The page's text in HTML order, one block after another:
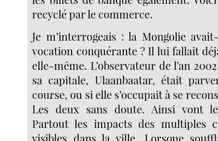
recyclé par le commerce.
Je m’interrogeais : la Mongolie
vocation conquérante ? Il lui fallait
elle-même. L’observateur de l’an
sa capitale, Ulaanbaatar, était
course, ou si elle s’occupait à se
Les deux sans doute. Ainsi vont
Partout les impacts des multiples